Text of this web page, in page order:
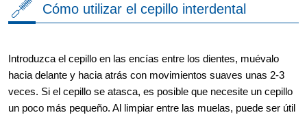
Cómo utilizar el cepillo interdental
Introduzca el cepillo en las encías entre los dientes, muévalo
hacia delante y hacia atrás con movimientos suaves unas 2-3
veces. Si el cepillo se atasca, es posible que necesite un cepillo
un poco más pequeño. Al limpiar entre las muelas, puede ser útil